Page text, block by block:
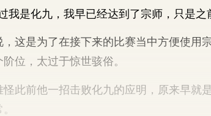
化九，我早已经达到了宗师，只是之
是为了在接下来的比赛当中方便使用宗
位，太过于惊世骇俗。
前他一招击败化九的应明，原来早就是